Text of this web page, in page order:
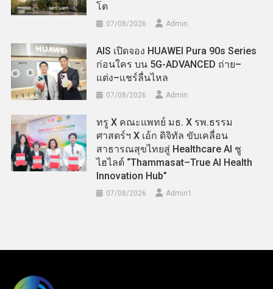
โต
07/08/2026 Admin
AIS เปิดจอง HUAWEI Pura 90s Series
ก่อนใคร บน 5G-ADVANCED ถ่าย–
แต่ง–แชร์ลื่นไหล
07/08/2026 Admin
ทรู X คณะแพทย์ มธ. X รพ.ธรรม
ศาสตร์ฯ X เอ้ก ดิจิทัล ขับเคลื่อน
สาธารณสุขไทยสู่ Healthcare AI ชู
ไฮไลต์ “Thammasat–True AI Health
Innovation Hub”
07/08/2026 Admin​1